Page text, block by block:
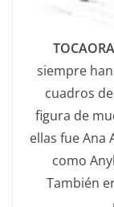
siempre
cuadros
figura de
ellas fue Ana
como
También